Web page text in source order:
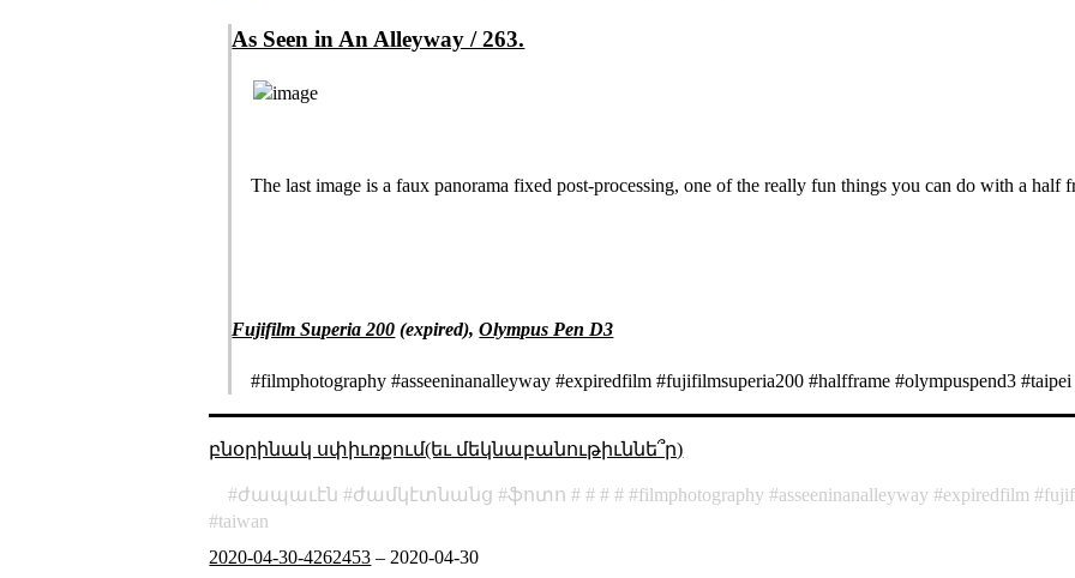
As Seen in An Alleyway / 263.
The last image is a faux panorama fixed post-processing, one of the really fun things you can do with a half
Fujifilm Superia 200 (expired),Olympus Pen D3
#filmphotography #asseeninanalleyway #expiredfilm #fujifilmsuperia200 #halfframe #olympuspend3
բնօրինակ սփիւռքում(եւ մեկնաբանութիւննե՞ր)
ժապաւէն ժամկէտնանց ֆոտո filmphotography asseeninanalleyway expiredfilm
taiwan
2020-04-30-4262453 – 2020-04-30